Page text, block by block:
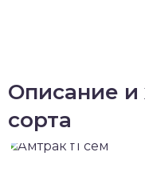
Описание и
сорта